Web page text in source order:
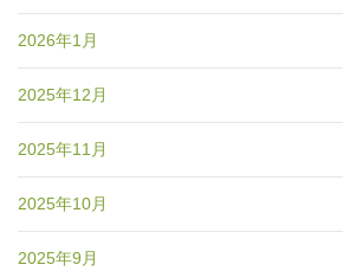
2026年1月
2025年12月
2025年11月
2025年10月
2025年9月